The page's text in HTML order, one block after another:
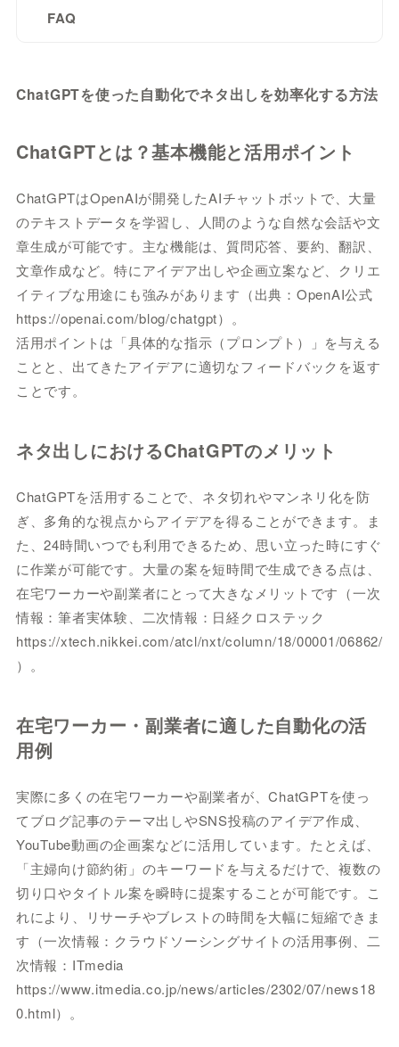
FAQ
ChatGPTを使った自動化でネタ出しを効率化する方法
ChatGPTとは？基本機能と活用ポイント
ChatGPTはOpenAIが開発したAIチャットボットで、大量
のテキストデータを学習し、人間のような自然な会話や文
章生成が可能です。主な機能は、質問応答、要約、翻訳、
文章作成など。特にアイデア出しや企画立案など、クリエ
イティブな用途にも強みがあります（出典：OpenAI公式
https://openai.com/blog/chatgpt）。
活用ポイントは「具体的な指示（プロンプト）」を与える
ことと、出てきたアイデアに適切なフィードバックを返す
ことです。
ネタ出しにおけるChatGPTのメリット
ChatGPTを活用することで、ネタ切れやマンネリ化を防
ぎ、多角的な視点からアイデアを得ることができます。ま
た、24時間いつでも利用できるため、思い立った時にすぐ
に作業が可能です。大量の案を短時間で生成できる点は、
在宅ワーカーや副業者にとって大きなメリットです（一次
情報：筆者実体験、二次情報：日経クロステック
https://xtech.nikkei.com/atcl/nxt/column/18/00001/06862/
）。
在宅ワーカー・副業者に適した自動化の活
用例
実際に多くの在宅ワーカーや副業者が、ChatGPTを使っ
てブログ記事のテーマ出しやSNS投稿のアイデア作成、
YouTube動画の企画案などに活用しています。たとえば、
「主婦向け節約術」のキーワードを与えるだけで、複数の
切り口やタイトル案を瞬時に提案することが可能です。こ
れにより、リサーチやブレストの時間を大幅に短縮できま
す（一次情報：クラウドソーシングサイトの活用事例、二
次情報：ITmedia
https://www.itmedia.co.jp/news/articles/2302/07/news18
0.html）。